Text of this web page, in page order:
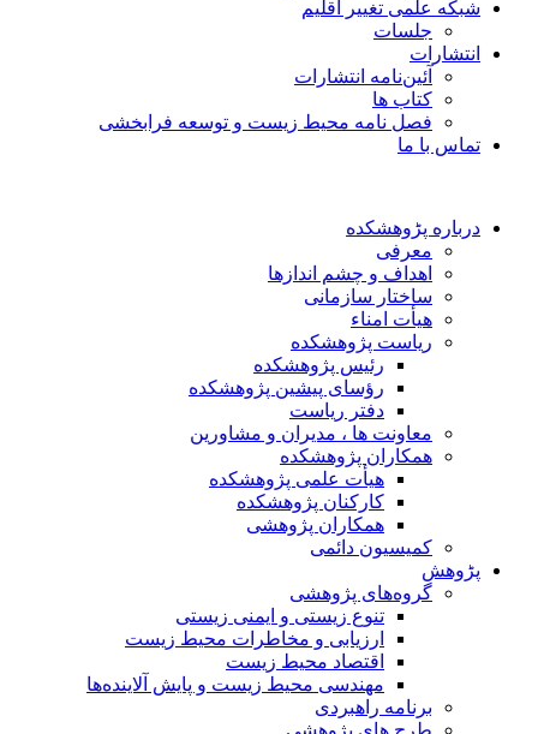
شبکه علمی تغییر اقلیم
جلسات
انتشارات
آئین‌نامه انتشارات
کتاب ها
فصل نامه محیط زیست و توسعه فرابخشی
تماس با ما
درباره پڑوهشکده
معرفی
اهداف و چشم اندازها
ساختار سازمانی
هیأت امناء
ریاست پژوهشکده
رئیس پژوهشکده
رؤسای پیشین پژوهشکده
دفتر ریاست
معاونت ها ، مدیران و مشاورین
همکاران پژوهشکده
هیأت علمی پژوهشکده
کارکنان پژوهشکده
همکاران پژوهشی
کمیسیون دائمی
پڑوهش
گروه‌های پژوهشی
تنوع زیستی و ایمنی زیستی
ارزیابی و مخاطرات محیط زیست
اقتصاد محیط زیست
مهندسی محیط زیست و پایش آلاینده‌ها
برنامه راهبردی